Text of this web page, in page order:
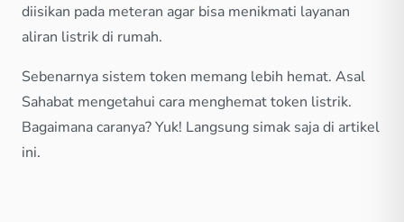
diisikan pada meteran agar bisa menikmati layanan
aliran listrik di rumah.
Sebenarnya sistem token memang lebih hemat. Asal
Sahabat mengetahui cara menghemat token listrik.
Bagaimana caranya? Yuk! Langsung simak saja di artikel
ini.